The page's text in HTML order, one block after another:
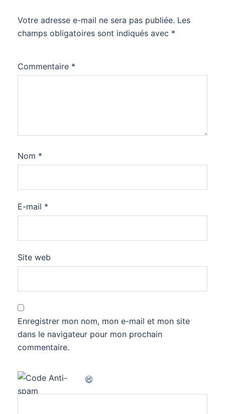
Votre adresse e-mail ne sera pas publiée. Les
champs obligatoires sont indiqués avec *
Commentaire *
Nom *
E-mail *
Site web
Enregistrer mon nom, mon e-mail et mon site
dans le navigateur pour mon prochain
commentaire.
Alternative: